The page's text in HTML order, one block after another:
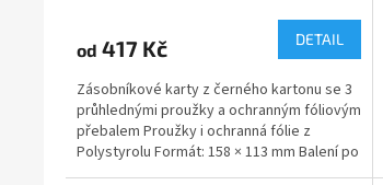
od 417 Kč DETAIL
Zásobníkové karty z černého kartonu se 3
průhlednými proužky a ochranným fóliovým
přebalem Proužky i ochranná fólie z
Polystyrolu Formát: 158 × 113 mm Balení po
100, nebo...